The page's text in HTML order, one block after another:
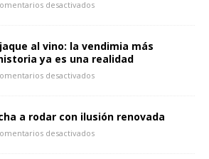
desactivados
al vino: la vendimia más
ya es una realidad
desactivados
a rodar con ilusión renovada
desactivados